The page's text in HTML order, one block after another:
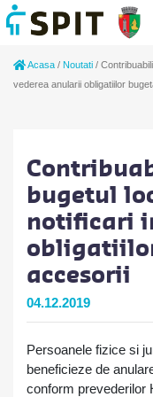
Acasa / Noutati /
vederea anularii obligatiilor
bugetul
notificari
accesorii
04.12.2019
Persoanele fizice si
beneficieze de
conform prevederilor